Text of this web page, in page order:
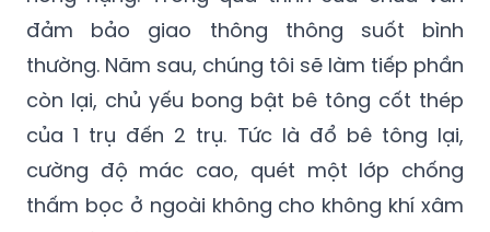
thường. Năm sau, chúng tôi sẽ làm tiếp phần
còn lại, chủ yếu bong bật bê tông cốt thép
của 1 trụ đến 2 trụ. Tức là đổ bê tông lại,
cường độ mác cao, quét một lớp chống
thấm bọc ở ngoài không cho không khí xâm
thực vào”, ông Dũng cho hay.
Được biết, cầu Thị Nại có chiều dài hơn